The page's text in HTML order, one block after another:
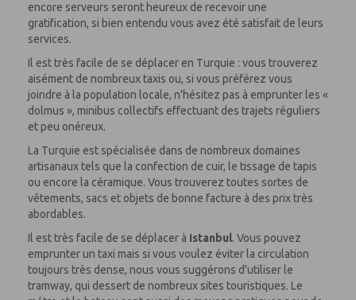
encore serveurs seront heureux de recevoir une
gratification, si bien entendu vous avez été satisfait de leurs
services.
Il est très facile de se déplacer en Turquie : vous trouverez
aisément de nombreux taxis ou, si vous préférez vous
joindre à la population locale, n'hésitez pas à emprunter les «
dolmus », minibus collectifs effectuant des trajets réguliers
et peu onéreux.
La Turquie est spécialisée dans de nombreux domaines
artisanaux tels que la confection de cuir, le tissage de tapis
ou encore la céramique. Vous trouverez toutes sortes de
vêtements, sacs et objets de bonne facture à des prix très
abordables.
Il est très facile de se déplacer à Istanbul. Vous pouvez
emprunter un taxi mais si vous voulez éviter la circulation
toujours très dense, nous vous suggérons d'utiliser le
tramway, qui dessert de nombreux sites touristiques. Le